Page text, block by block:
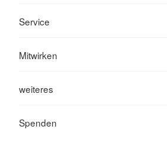
Service
Mitwirken
weiteres
Spenden